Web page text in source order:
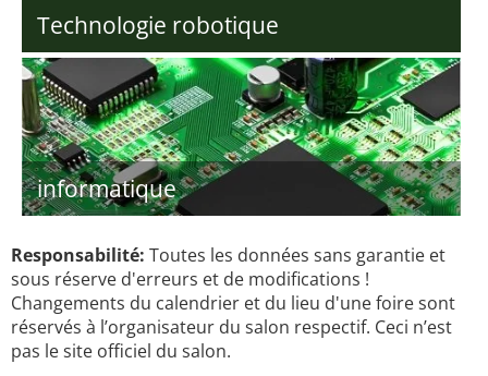
Technologie robotique
informatique
Responsabilité: Toutes les données sans garantie et
sous réserve d'erreurs et de modifications !
Changements du calendrier et du lieu d'une foire sont
réservés à l’organisateur du salon respectif. Ceci n’est
pas le site officiel du salon.